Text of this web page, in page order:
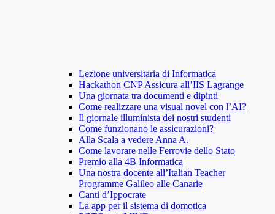
Lezione universitaria di Informatica
Hackathon CNP Assicura all’IIS Lagrange
Una giornata tra documenti e dipinti
Come realizzare una visual novel con l’AI?
Il giornale illuminista dei nostri studenti
Come funzionano le assicurazioni?
Alla Scala a vedere Anna A.
Come lavorare nelle Ferrovie dello Stato
Premio alla 4B Informatica
Una nostra docente all’Italian Teacher
Programme Galileo alle Canarie
Canti d’Ippocrate
La app per il sistema di domotica